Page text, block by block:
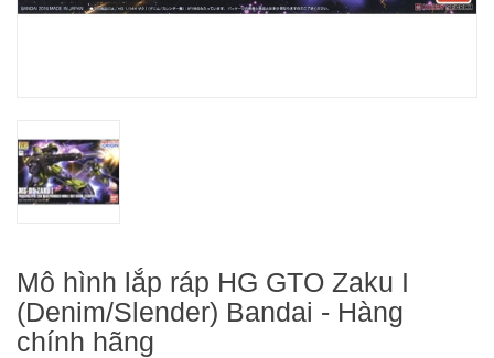
Mô hình lắp ráp HG GTO Zaku I
(Denim/Slender) Bandai - Hàng
chính hãng